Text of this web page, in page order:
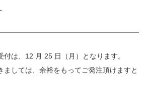
付は、12 月 25 日（月）となります。
しては、余裕をもってご発注頂けますと